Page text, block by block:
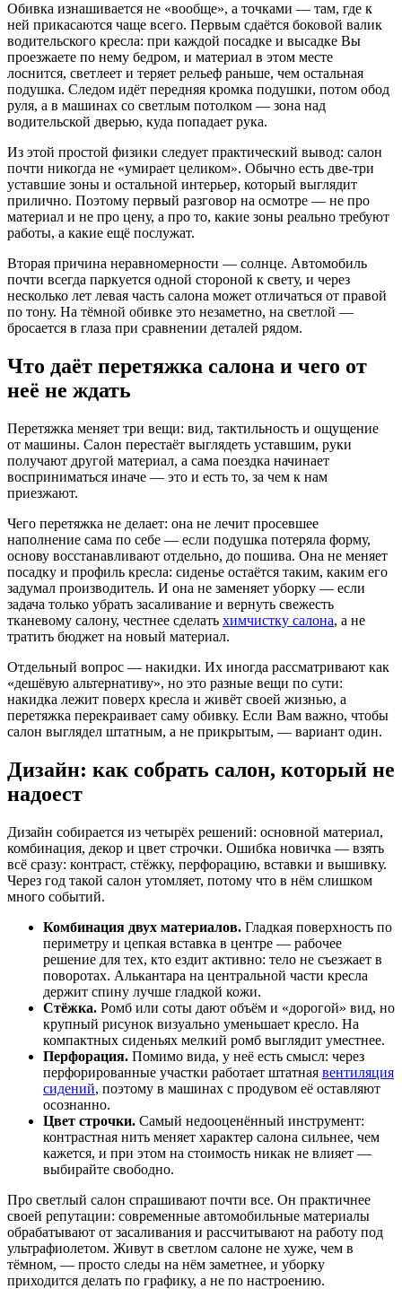
Обивка изнашивается не «вообще», а точками — там, где к
ней прикасаются чаще всего. Первым сдаётся боковой валик
водительского кресла: при каждой посадке и высадке Вы
проезжаете по нему бедром, и материал в этом месте
лоснится, светлеет и теряет рельеф раньше, чем остальная
подушка. Следом идёт передняя кромка подушки, потом обод
руля, а в машинах со светлым потолком — зона над
водительской дверью, куда попадает рука.
Из этой простой физики следует практический вывод: салон
почти никогда не «умирает целиком». Обычно есть две-три
уставшие зоны и остальной интерьер, который выглядит
прилично. Поэтому первый разговор на осмотре — не про
материал и не про цену, а про то, какие зоны реально требуют
работы, а какие ещё послужат.
Вторая причина неравномерности — солнце. Автомобиль
почти всегда паркуется одной стороной к свету, и через
несколько лет левая часть салона может отличаться от правой
по тону. На тёмной обивке это незаметно, на светлой —
бросается в глаза при сравнении деталей рядом.
Что даёт перетяжка салона и чего от
неё не ждать
Перетяжка меняет три вещи: вид, тактильность и ощущение
от машины. Салон перестаёт выглядеть уставшим, руки
получают другой материал, а сама поездка начинает
восприниматься иначе — это и есть то, за чем к нам
приезжают.
Чего перетяжка не делает: она не лечит просевшее
наполнение сама по себе — если подушка потеряла форму,
основу восстанавливают отдельно, до пошива. Она не меняет
посадку и профиль кресла: сиденье остаётся таким, каким его
задумал производитель. И она не заменяет уборку — если
задача только убрать засаливание и вернуть свежесть
тканевому салону, честнее сделать химчистку салона, а не
тратить бюджет на новый материал.
Отдельный вопрос — накидки. Их иногда рассматривают как
«дешёвую альтернативу», но это разные вещи по сути:
накидка лежит поверх кресла и живёт своей жизнью, а
перетяжка перекраивает саму обивку. Если Вам важно, чтобы
салон выглядел штатным, а не прикрытым, — вариант один.
Дизайн: как собрать салон, который не
надоест
Дизайн собирается из четырёх решений: основной материал,
комбинация, декор и цвет строчки. Ошибка новичка — взять
всё сразу: контраст, стёжку, перфорацию, вставки и вышивку.
Через год такой салон утомляет, потому что в нём слишком
много событий.
Комбинация двух материалов. Гладкая поверхность по
периметру и цепкая вставка в центре — рабочее
решение для тех, кто ездит активно: тело не съезжает в
поворотах. Алькантара на центральной части кресла
держит спину лучше гладкой кожи.
Стёжка. Ромб или соты дают объём и «дорогой» вид, но
крупный рисунок визуально уменьшает кресло. На
компактных сиденьях мелкий ромб выглядит уместнее.
Перфорация. Помимо вида, у неё есть смысл: через
перфорированные участки работает штатная вентиляция
сидений, поэтому в машинах с продувом её оставляют
осознанно.
Цвет строчки. Самый недооценённый инструмент:
контрастная нить меняет характер салона сильнее, чем
кажется, и при этом на стоимость никак не влияет —
выбирайте свободно.
Про светлый салон спрашивают почти все. Он практичнее
своей репутации: современные автомобильные материалы
обрабатывают от засаливания и рассчитывают на работу под
ультрафиолетом. Живут в светлом салоне не хуже, чем в
тёмном, — просто следы на нём заметнее, и уборку
приходится делать по графику, а не по настроению.